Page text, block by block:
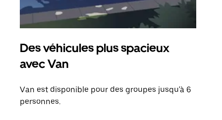
Des véhicules plus spacieux
avec Van
Van est disponible pour des groupes jusqu'à 6
personnes.